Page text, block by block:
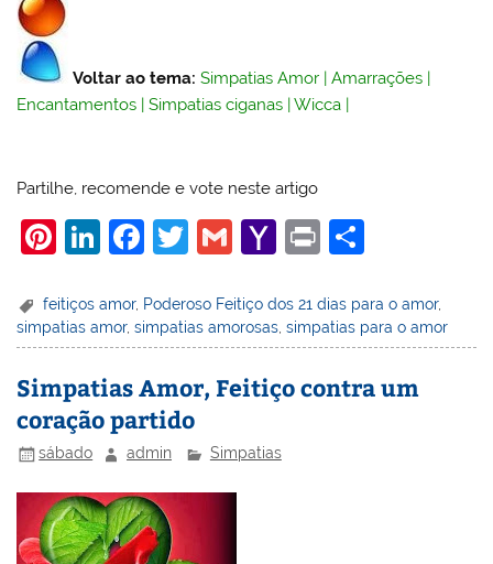
Voltar ao tema: Simpatias Amor |Amarrações
Encantamentos |Simpatias ciganas |Wicca
Partilhe, recomende e vote neste artigo
Pi
er
e
st
Li
k
e
dI
n
F
c
e
b
o
o
k
T
itt
er
G
ai
l
Y
h
o
o
M
ai
Pr
t
ar
e
feitiços amor, Poderoso Feitiço dos 21 dias para o amor,
simpatias amor,simpatias amorosas ,simpatias para o amor
Simpatias Amor, Feitiço contra um
coração partido
sábado admin Simpatias